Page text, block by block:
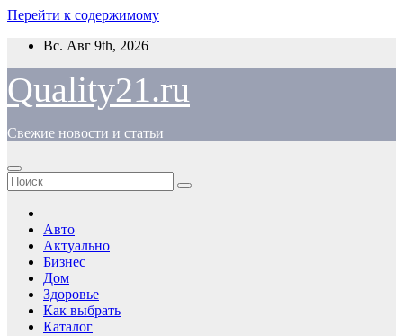
Перейти к содержимому
Вс. Авг 9th, 2026
Quality21.ru
Свежие новости и статьи
Авто
Актуально
Бизнес
Дом
Здоровье
Как выбрать
Каталог